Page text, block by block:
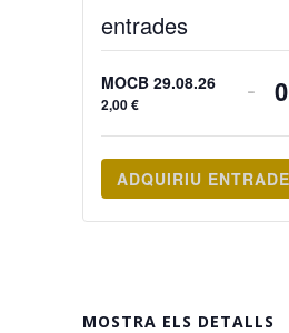
MOSTRA ELS DETALLS
entrades
MOCB 29.08.26
2,00€ -
ADQUIRIU